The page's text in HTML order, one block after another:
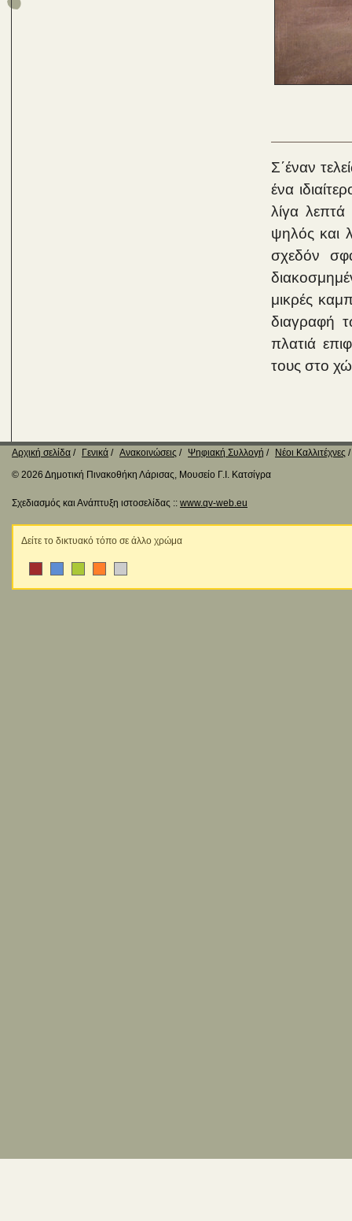
Σ΄έναν
ένα
λίγα
ψηλός και
σχεδόν
μικρές
διαγραφή
πλατιά
τους στο
Αρχική σελίδα Γενικά Ανακοινώσεις Ψηφιακή Συλλογή
Νέοι Καλλιτέχνες
© 2026 Δημοτική Πινακοθήκη Λάρισας, Μουσείο Γ.Ι. Κατσίγρα
Σχεδιασμός και Ανάπτυξη ιστοσελίδας :: www.qv-web.eu
Δείτε το δικτυακό τόπο σε άλλο χρώμα